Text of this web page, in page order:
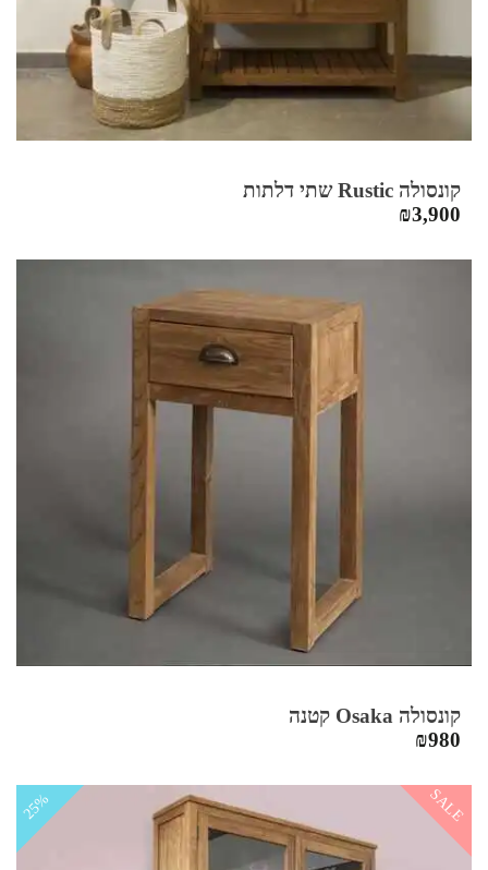
קונסולה Rustic שתי דלתות
₪3,900
קונסולה Osaka קטנה
₪980
25% SALE